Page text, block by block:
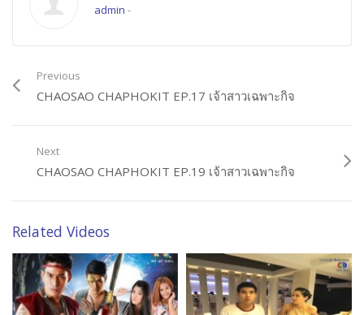
admin -
Previous
CHAOSAO CHAPHOKIT EP.17 เจ้าสาวเฉพาะกิจ
Next
CHAOSAO CHAPHOKIT EP.19 เจ้าสาวเฉพาะกิจ
Related Videos